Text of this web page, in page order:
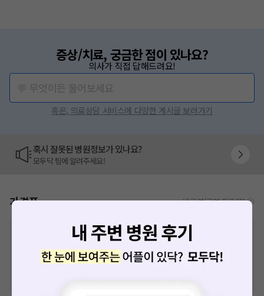
증상/치료, 궁금한 점이 있나요?
의사가 직접 답해드려요!
혹은, 의료상담 서비스에 다양한 게시글 보러가기
혹시 잘못된 병원정보가 있나요?
모두닥 팀에 알려주세요!
가격표 비급여/급여 진료란?
비급여 항목의 경우,
추가비용 등으로 실제 가격과 상이할 수 있으니, 정확
한 가격은 해당 의료기관에 직접 문의해주세요.
급여 항목의 경우,건강보험심사평가원에 고지되어 있는 급여 진료 기준 가
격입니다. (진료와 연관된 복합적인 비용이 추가되어, 병원마다 금액이 다르게